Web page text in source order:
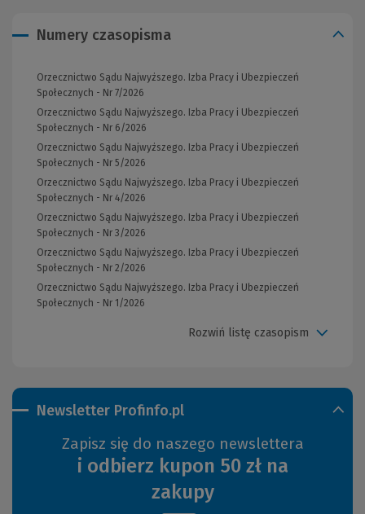
Newsletter Profinfo.pl
Zapisz się do naszego newslettera
i odbierz kupon 50 zł na
zakupy
Numery czasopisma
Orzecznictwo Sądu Najwyższego. Izba Pracy i Ubezpieczeń
Społecznych - Nr 7/2026
Orzecznictwo Sądu Najwyższego. Izba Pracy i Ubezpieczeń
Społecznych - Nr 6/2026
Orzecznictwo Sądu Najwyższego. Izba Pracy i Ubezpieczeń
Społecznych - Nr 5/2026
Orzecznictwo Sądu Najwyższego. Izba Pracy i Ubezpieczeń
Społecznych - Nr 4/2026
Orzecznictwo Sądu Najwyższego. Izba Pracy i Ubezpieczeń
Społecznych - Nr 3/2026
Orzecznictwo Sądu Najwyższego. Izba Pracy i Ubezpieczeń
Społecznych - Nr 2/2026
Orzecznictwo Sądu Najwyższego. Izba Pracy i Ubezpieczeń
Społecznych - Nr 1/2026
Rozwiń listę czasopism